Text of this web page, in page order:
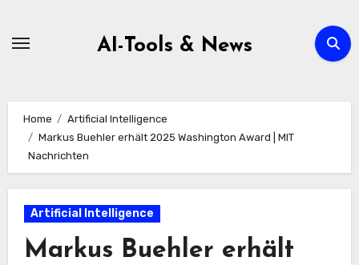
AI-Tools & News
Home
Artificial Intelligence
Markus Buehler erhält 2025 Washington Award | MIT
Nachrichten
Artificial Intelligence
Markus Buehler erhält